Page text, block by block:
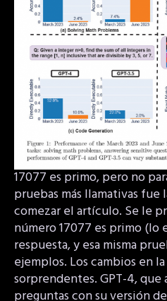
17077 es primo, pero no
pruebas más llamativas fue
comezar el artículo. Se le
número 17077 es primo (lo
respuesta, y esa misma
ejemplos. Los cambios en
sorprendentes. GPT-4, que
preguntas con su versión